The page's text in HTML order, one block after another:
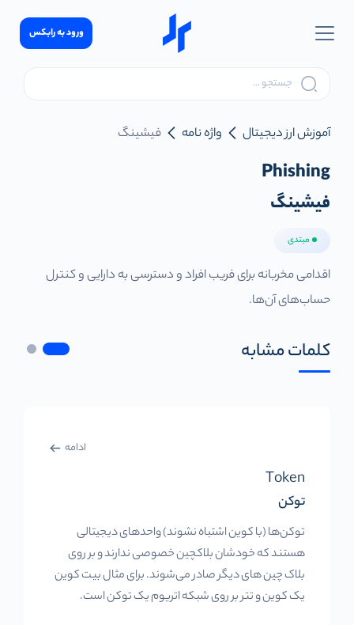
ورود به رابکس
آموزش ارز دیجیتال واژه نامه فیشینگ
Phishing
فیشینگ
مبتدی
اقدامی مخربانه برای فریب افراد و دسترسی به دارایی و کنترل
حساب‌های آن‌ها.
کلمات مشابه
ادامه
Token
توکن
توکن‌ها (با کوین اشتباه نشوند) واحدهای دیجیتالی
هستند که خودشان بلاکچین خصوصی ندارند و بر روی
بلاک چین های دیگر صادر می‌شوند. برای مثال بیت کوین
یک کوین و تتر بر روی شبکه اتریوم یک توکن است.